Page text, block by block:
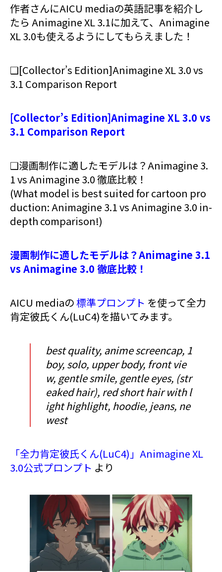
作者さんにAICU mediaの英語記事を紹介し
たら Animagine XL 3.1に加えて、Animagine
XL 3.0も使えるようにしてもらえました！
❑[Collector’s Edition]Animagine XL 3.0 vs
3.1 Comparison Report
[Collector’s Edition]Animagine XL 3.0 vs
3.1 Comparison Report
❑漫画制作に適したモデルは？Animagine 3.
1 vs Animagine 3.0 徹底比較！
(What model is best suited for cartoon pro
duction: Animagine 3.1 vs Animagine 3.0 in-
depth comparison!)
漫画制作に適したモデルは？Animagine 3.1
vs Animagine 3.0 徹底比較！
AICU mediaの標準プロンプト を使って全力
肯定彼氏くん(LuC4)を描いてみます。
best quality, anime screencap, 1
boy, solo, upper body, front vie
w, gentle smile, gentle eyes, (str
eaked hair), red short hair with l
ight highlight, hoodie, jeans, ne
west
「全力肯定彼氏くん(LuC4)」Animagine XL
3.0公式プロンプト より